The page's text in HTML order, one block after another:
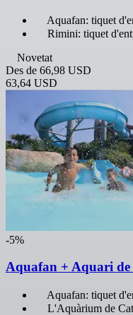
Aquafan: tiquet
Rimini: tiquet
Novetat
Des de 66,98 USD
63,64 USD
-5%
Aquafan + Aquari
Aquafan: tiquet
L'Aquàrium de